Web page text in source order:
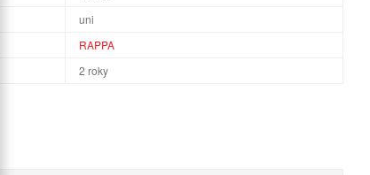
uni
RAPPA
2 roky